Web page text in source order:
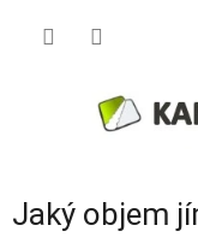
Jaký objem